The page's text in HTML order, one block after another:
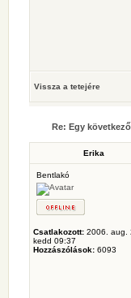
Vissza a tetejére
Re: Egy
Erika
Bentlakó
Csatlakozott: 2006. aug.
kedd 09:37
Hozzászólások: 6093